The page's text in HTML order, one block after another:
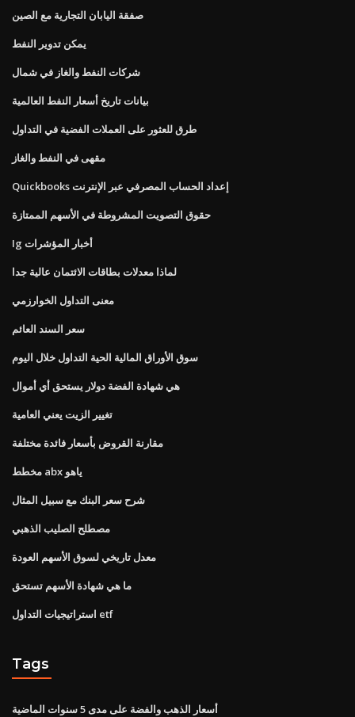
صفقة اليابان التجارية مع الصين
يمكن تدوير النفط
شركات النفط والغاز في شمال
بيانات تاريخ أسعار النفط العالمية
طرق للعثور على العملات الفضية في التداول
مقهى في النفط والغاز
Quickbooks إعداد الحساب المصرفي عبر الإنترنت
حقوق التصويت المشروطة في الأسهم الممتازة
Ig أخبار المؤشرات
لماذا معدلات بطاقات الائتمان عالية جدا
معنى التداول الخوارزمي
سعر السند العائم
سوق الأوراق المالية الحية التداول خلال اليوم
هي شهادة الفضة دولار يستحق أي أموال
تغيير الزيت يعني العامية
مقارنة القروض بأسعار فائدة مختلفة
مخطط abx ياهو
شرح سعر البنك مع سبيل المثال
مصطلح الصليب الذهبي
معدل تاريخي لسوق الأسهم العودة
ما هي شهادة الأسهم تستحق
استراتيجيات التداول etf
Tags
أسعار الذهب والفضة على مدى 5 سنوات الماضية